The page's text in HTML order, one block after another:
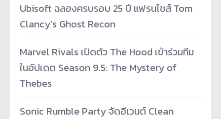
Ubisoft ฉลองครบรอบ 25 ปี แฟรนไชส์ Tom
Clancy’s Ghost Recon
Marvel Rivals เปิดตัว The Hood เข้าร่วมทีม
ในอัปเดต Season 9.5: The Mystery of
Thebes
Sonic Rumble Party จัดอีเวนต์ Clean